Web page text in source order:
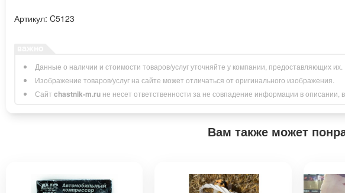
Артикул: C5123
Данные о наличии и стоимости товаров/услуг уточняйте у компании, предоставляющих их.
Изображение товаров/услуг на сайте может отличаться от оригинального изображения.
Сайт chastnik-m.ru не несет ответственности за не совпадение информации в описании, в
Вам также может